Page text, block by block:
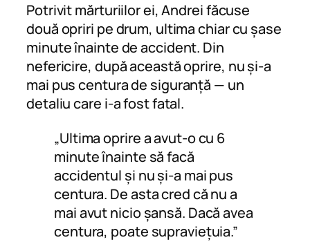
Potrivit mărturiilor ei, Andrei făcuse
două opriri pe drum, ultima chiar cu șase
minute înainte de accident. Din
nefericire, după această oprire, nu și-a
mai pus centura de siguranță — un
detaliu care i-a fost fatal.
„Ultima oprire a avut-o cu 6
minute înainte să facă
accidentul și nu și-a mai pus
centura. De asta cred că nu a
mai avut nicio șansă. Dacă avea
centura, poate supraviețuia.”